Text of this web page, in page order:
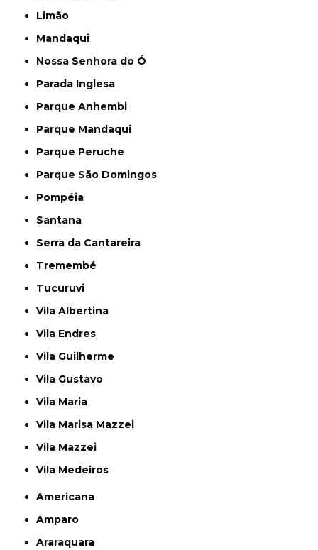
Limão
Mandaqui
Nossa Senhora do Ó
Parada Inglesa
Parque Anhembi
Parque Mandaqui
Parque Peruche
Parque São Domingos
Pompéia
Santana
Serra da Cantareira
Tremembé
Tucuruvi
Vila Albertina
Vila Endres
Vila Guilherme
Vila Gustavo
Vila Maria
Vila Marisa Mazzei
Vila Mazzei
Vila Medeiros
Americana
Amparo
Araraquara